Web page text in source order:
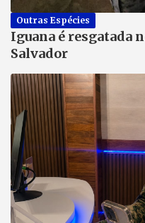
Outras Espécies
Iguana é resgatada
Salvador